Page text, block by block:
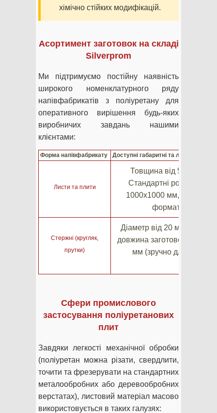
хімічно стійких модифікацій.
Асортимент заготовок на складі
Silverprom
Ми підтримуємо постійну наявність
широкого номенклатурного ряду
напівфабрикатів з поліуретану для
оперативного вирішення будь-яких
виробничих завдань нашими
клієнтами:
Форма напівфабрикату Доступні габаритні та лінійні
Листи та плити
Товщина від 5 мм до 80
Стандартні розкрої
1000х1000 мм, а також
формату
Стержні (кругляк,
прутки)
Діаметр від 20 мм до 200
довжина заготовок
мм (зручно для
Сфери промислового
застосування поліуретанових
плит
Завдяки легкості механічної обробки
(поліуретан можна різати, свердлити,
точити та фрезерувати на стандартних
металообробних або деревообробних
верстатах), листовий матеріал масово
використовується в таких галузях: